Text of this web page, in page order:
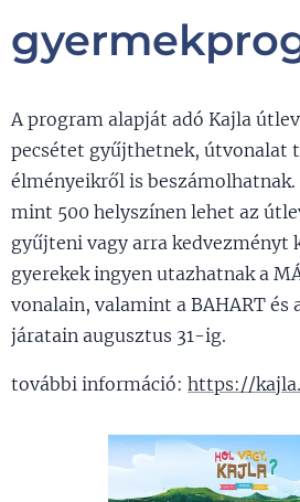
A program alapját adó Kajla
pecsétet gyűjthetnek, útvonalat
élményeikről is
mint 500 helyszínen lehet az
gyűjteni vagy arra kedvezményt
gyerekek ingyen utazhatnak a
vonalain, valamint a BAHART és
járatain augusztus 31-ig.
további információ: https://